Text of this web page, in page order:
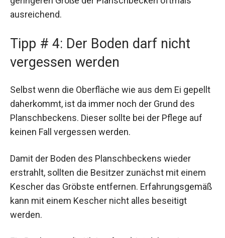
ausreichend.
Tipp # 4: Der Boden darf nicht
vergessen werden
Selbst wenn die Oberfläche wie aus dem Ei gepellt
daherkommt, ist da immer noch der Grund des
Planschbeckens. Dieser sollte bei der Pflege auf
keinen Fall vergessen werden.
Damit der Boden des Planschbeckens wieder
erstrahlt, sollten die Besitzer zunächst mit einem
Kescher das Gröbste entfernen. Erfahrungsgemäß
kann mit einem Kescher nicht alles beseitigt
werden.